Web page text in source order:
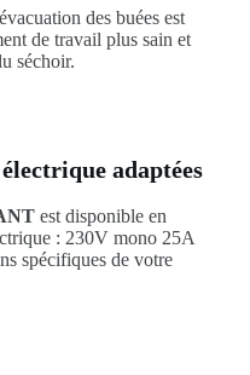
des buées est
de travail plus sain et
séchoir.
adaptées
est disponible en
: 230V mono 25A
spécifiques de votre